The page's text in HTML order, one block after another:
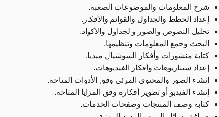
شرح المعلومات والموضوعات الصعبة.
إعداد الخطط والجداول والقوائم والأفكار.
تحليل النصوص والصور والجداول والأكواد.
البحث وجمع المعلومات وتنظيمها.
كتابة منشورات وأفكار السوشيال ميديا.
إعداد سيناريوهات وأفكار الفيديوهات.
إنشاء الصور والمحتوى المرئي وفق الأدوات المتاحة.
إنشاء الفيديو أو تطوير أفكاره وفق المزايا المتاحة.
كتابة وصف المنتجات وصفحات الخدمات.